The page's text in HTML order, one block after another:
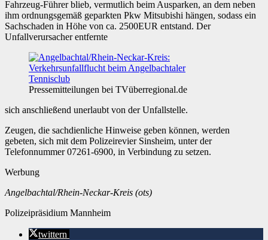
Fahrzeug-Führer blieb, vermutlich beim Ausparken, an dem neben
ihm ordnungsgemäß geparkten Pkw Mitsubishi hängen, sodass ein
Sachschaden in Höhe von ca. 2500EUR entstand. Der
Unfallverursacher entfernte
Pressemitteilungen bei TVüberregional.de
sich anschließend unerlaubt von der Unfallstelle.
Zeugen, die sachdienliche Hinweise geben können, werden
gebeten, sich mit dem Polizeirevier Sinsheim, unter der
Telefonnummer 07261-6900, in Verbindung zu setzen.
Werbung
Angelbachtal/Rhein-Neckar-Kreis (ots)
Polizeipräsidium Mannheim
twittern